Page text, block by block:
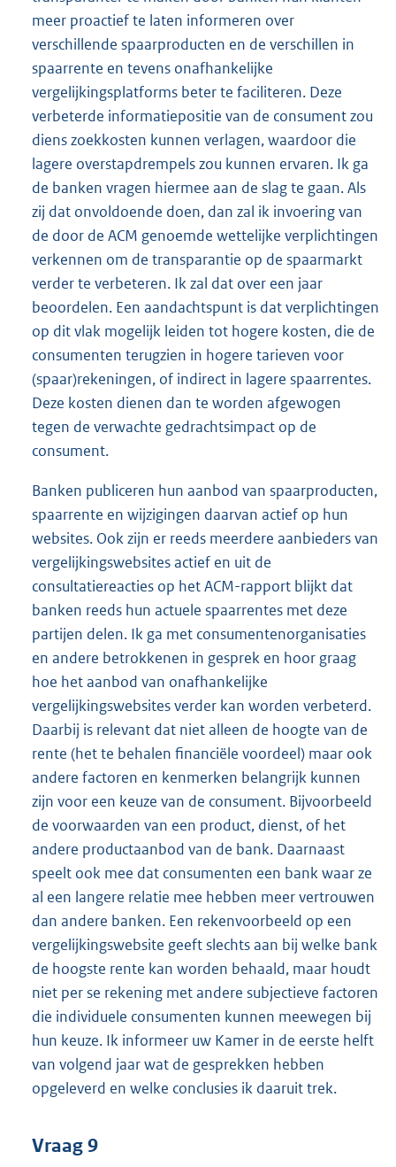
meer proactief te laten informeren over
verschillende spaarproducten en de verschillen in
spaarrente en tevens onafhankelijke
vergelijkingsplatforms beter te faciliteren. Deze
verbeterde informatiepositie van de consument zou
diens zoekkosten kunnen verlagen, waardoor die
lagere overstapdrempels zou kunnen ervaren. Ik ga
de banken vragen hiermee aan de slag te gaan. Als
zij dat onvoldoende doen, dan zal ik invoering van
de door de ACM genoemde wettelijke verplichtingen
verkennen om de transparantie op de spaarmarkt
verder te verbeteren. Ik zal dat over een jaar
beoordelen. Een aandachtspunt is dat verplichtingen
op dit vlak mogelijk leiden tot hogere kosten, die de
consumenten terugzien in hogere tarieven voor
(spaar)rekeningen, of indirect in lagere spaarrentes.
Deze kosten dienen dan te worden afgewogen
tegen de verwachte gedrachtsimpact op de
consument.
Banken publiceren hun aanbod van spaarproducten,
spaarrente en wijzigingen daarvan actief op hun
websites. Ook zijn er reeds meerdere aanbieders van
vergelijkingswebsites actief en uit de
consultatiereacties op het ACM-rapport blijkt dat
banken reeds hun actuele spaarrentes met deze
partijen delen. Ik ga met consumentenorganisaties
en andere betrokkenen in gesprek en hoor graag
hoe het aanbod van onafhankelijke
vergelijkingswebsites verder kan worden verbeterd.
Daarbij is relevant dat niet alleen de hoogte van de
rente (het te behalen financiële voordeel) maar ook
andere factoren en kenmerken belangrijk kunnen
zijn voor een keuze van de consument. Bijvoorbeeld
de voorwaarden van een product, dienst, of het
andere productaanbod van de bank. Daarnaast
speelt ook mee dat consumenten een bank waar ze
al een langere relatie mee hebben meer vertrouwen
dan andere banken. Een rekenvoorbeeld op een
vergelijkingswebsite geeft slechts aan bij welke bank
de hoogste rente kan worden behaald, maar houdt
niet per se rekening met andere subjectieve factoren
die individuele consumenten kunnen meewegen bij
hun keuze. Ik informeer uw Kamer in de eerste helft
van volgend jaar wat de gesprekken hebben
opgeleverd en welke conclusies ik daaruit trek.
Vraag 9